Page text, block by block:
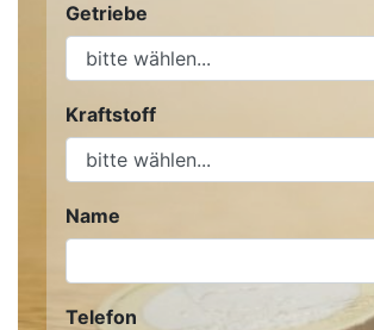
Getriebe
Kraftstoff
Name
Telefon